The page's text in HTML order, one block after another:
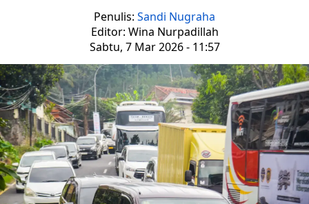
Penulis: Sandi Nugraha
Editor: Wina Nurpadillah
Sabtu, 7 Mar 2026 - 11:57